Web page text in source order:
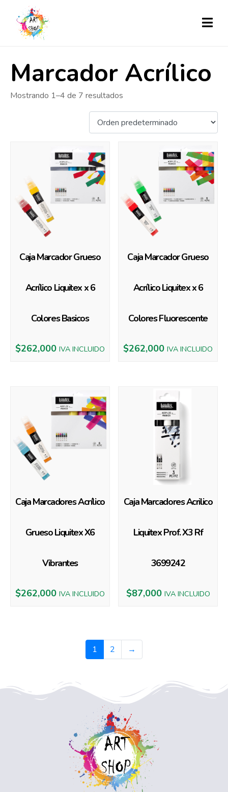
Marcador Acrílico
Mostrando 1–4 de 7 resultados
Caja Marcador Grueso
Acrílico Liquitex x 6
Colores Basicos
$262,000 IVA INCLUIDO
Caja Marcador Grueso
Acrílico Liquitex x 6
Colores Fluorescente
$262,000 IVA INCLUIDO
Caja Marcadores Acrílico
Grueso Liquitex X6
Vibrantes
$262,000 IVA INCLUIDO
Caja Marcadores Acrilico
Liquitex Prof. X3 Rf
3699242
$87,000 IVA INCLUIDO
1 2 →